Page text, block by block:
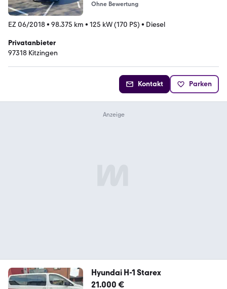
Ohne Bewertung
EZ 06/2018• 98.375 km • 125 kW (170 PS) • Diesel
Privatanbieter
97318 Kitzingen
Kontakt Parken
Hyundai H-1 Starex
21.000 €